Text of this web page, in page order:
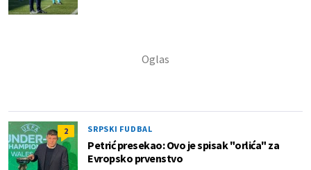
2 SRPSKI FUDBAL
Petrić presekao: Ovo je spisak "orlića" za
Evropsko prvenstvo